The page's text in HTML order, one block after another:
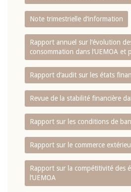
Note trimestrielle d‘information
Rapport annuel sur l‘évolution
consommation dans l‘UEMOA et
Rapport d‘audit sur les états
Revue de la stabilité financière
Rapport sur les conditions de
Rapport sur le commerce
Rapport sur la compétitivité des
l‘UEMOA